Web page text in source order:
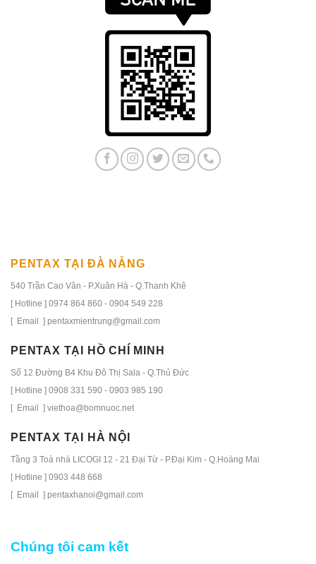
PENTAX TẠI ĐÀ NẴNG
540 Trần Cao Vân - P.Xuân Hà - Q.Thanh Khê
[ Hotline ] 0974 864 860 - 0904 549 228
[ Email ] pentaxmientrung@gmail.com
PENTAX TẠI HỒ CHÍ MINH
Số 12 Đường B4 Khu Đô Thị Sala - Q.Thủ Đức
[ Hotline ] 0908 331 590 - 0903 985 190
[ Email ] viethoa@bomnuoc.net
PENTAX TẠI HÀ NỘI
Tầng 3 Toà nhà LICOGI 12 - 21 Đại Từ - P.Đại Kim - Q.Hoàng Mai
[ Hotline ] 0903 448 668
[ Email ] pentaxhanoi@gmail.com
Chúng tôi cam kết